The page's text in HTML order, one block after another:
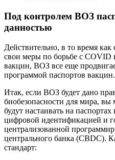
Под контролем ВОЗ
данностью
Действительно, в то время
свои меры по борьбе с COVID
вакцин, ВОЗ все еще
программой паспортов вакцин.
Итак, если ВОЗ будет дано
биобезопасности для мира, вы
будут настаивать на
цифровой идентификацией и
централизованной
центрального банка (CBDC).
стандарт: